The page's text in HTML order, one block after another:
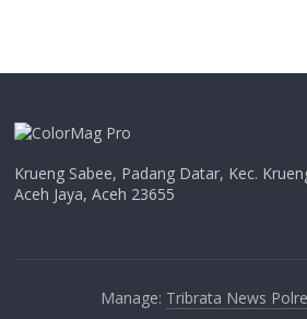
Krueng Sabee, Padang Datar, Kec.
Aceh Jaya, Aceh 23655
Manage: Tribrata News